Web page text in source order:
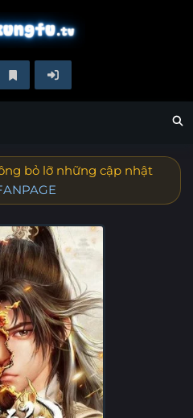
bỏ lỡ những cập nhật